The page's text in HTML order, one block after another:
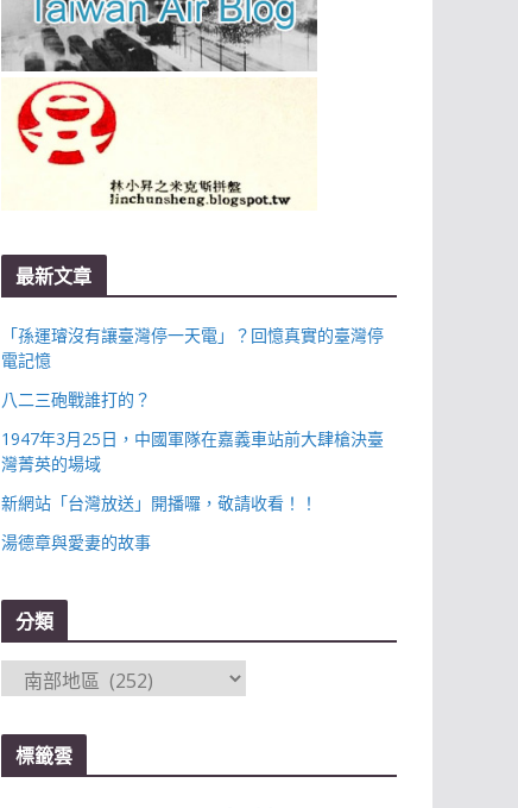
最新文章
「孫運璿沒有讓臺灣停一天電」？回憶真實的臺灣停
電記憶
八二三砲戰誰打的？
1947年3月25日，中國軍隊在嘉義車站前大肆槍決臺
灣菁英的場域
新網站「台灣放送」開播囉，敬請收看！！
湯德章與愛妻的故事
分類
類
標籤雲